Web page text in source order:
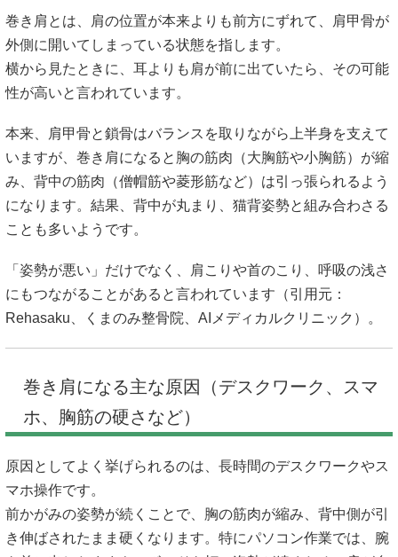
巻き肩とは、肩の位置が本来よりも前方にずれて、肩甲骨が
外側に開いてしまっている状態を指します。
横から見たときに、耳よりも肩が前に出ていたら、その可能
性が高いと言われています。
本来、肩甲骨と鎖骨はバランスを取りながら上半身を支えて
いますが、巻き肩になると胸の筋肉（大胸筋や小胸筋）が縮
み、背中の筋肉（僧帽筋や菱形筋など）は引っ張られるよう
になります。結果、背中が丸まり、猫背姿勢と組み合わさる
ことも多いようです。
「姿勢が悪い」だけでなく、肩こりや首のこり、呼吸の浅さ
にもつながることがあると言われています（引用元：
Rehasaku
くまのみ整骨院 AIメディカルクリニック ）。
巻き肩になる主な原因（デスクワーク、スマ
ホ、胸筋の硬さなど）
原因としてよく挙げられるのは、長時間のデスクワークやス
マホ操作です。
前かがみの姿勢が続くことで、胸の筋肉が縮み、背中側が引
き伸ばされたまま硬くなります。特にパソコン作業では、腕